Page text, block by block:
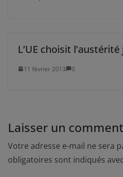
L’UE choisit
11 février 2013 0
Laisser un
Votre adresse e-mail ne sera
obligatoires sont indiqués avec